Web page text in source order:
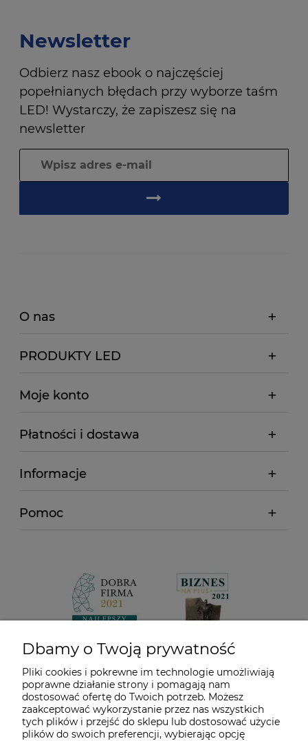
Newsletter
Odbierz nasz ebook o najczęściej
popełnianych błędach przy wyborze taśm
LED! Wystarczy, że zapiszesz się na
newsletter
O nas
PRODUKTY LED
Moje konto
Płatności i dostawa
Informacje
Pomoc
Dbamy o Twoją prywatność
Pliki cookies i pokrewne im technologie umożliwiają
poprawne działanie strony i pomagają nam
dostosować ofertę do Twoich potrzeb. Możesz
zaakceptować wykorzystanie przez nas wszystkich
tych plików i przejść do sklepu lub dostosować użycie
plików do swoich preferencji, wybierając opcję